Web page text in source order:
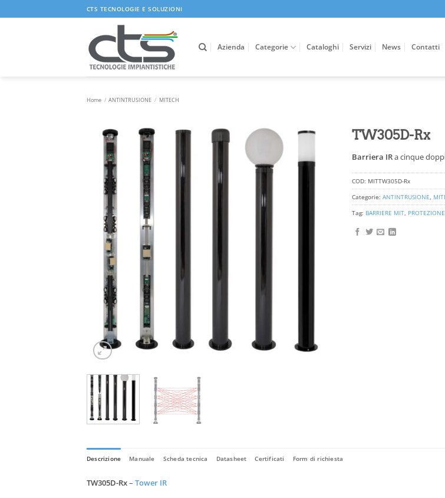
ai
CTS TECNOLOGIE E SOLUZIONI
Azienda Categorie Cataloghi Servizi News Contatti
Home / ANTINTRUSIONE / MITECH
TW305D-Rx
Barriera IRa cinque
COD: MITTW305D-Rx
Categorie: ANTINTRUSIONE
Tag: BARRIERE MIT
Descrizione Manuale Scheda tecnica Datasheet Certificati Form di richiesta
TW305D-Rx– Tower IR